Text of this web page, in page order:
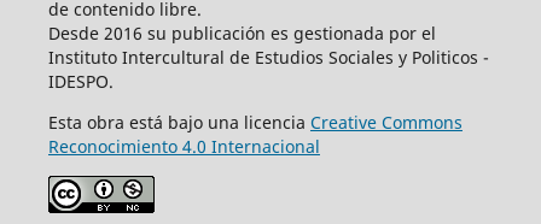
de contenido libre.
Desde 2016 su publicación es gestionada por el
Instituto Intercultural de Estudios Sociales y Politicos -
IDESPO.
Esta obra está bajo una licencia Creative Commons
Reconocimiento 4.0 Internacional